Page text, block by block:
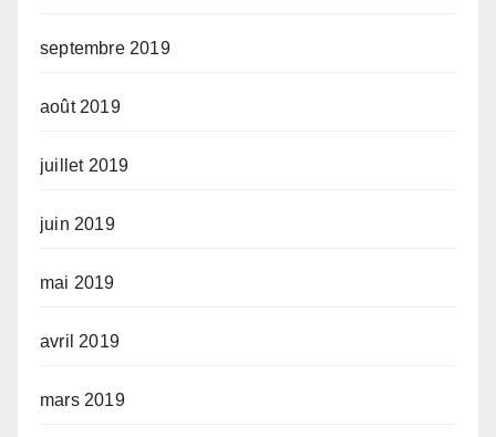
septembre 2019
août 2019
juillet 2019
juin 2019
mai 2019
avril 2019
mars 2019